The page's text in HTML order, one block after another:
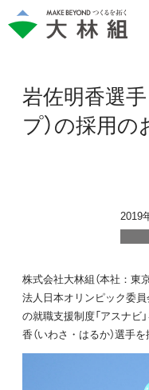
岩佐明香選
プ）の採用
2019
株式会社大林組（本社：東
法人日本オリンピック委員
の就職支援制度「アスナビ
香（いわさ・はるか）選手を